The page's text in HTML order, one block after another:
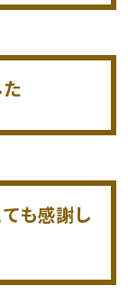
も感謝し